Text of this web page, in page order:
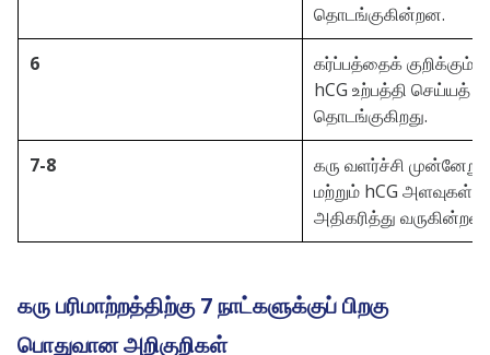
தொடங்குகின்றன.
6
கர்ப்பத்தைக்
hCG உற்பத்தி செய்யத்
தொடங்குகிறது.
7-8
கரு வளர்ச்சி
மற்றும் hCG அளவுகள்
அதிகரித்து வருகின்றன.
கரு பரிமாற்றத்திற்கு 7 நாட்களுக்குப் பிறகு
பொதுவான அறிகுறிகள்